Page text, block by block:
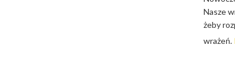
Nasze
żeby
wrażeń.